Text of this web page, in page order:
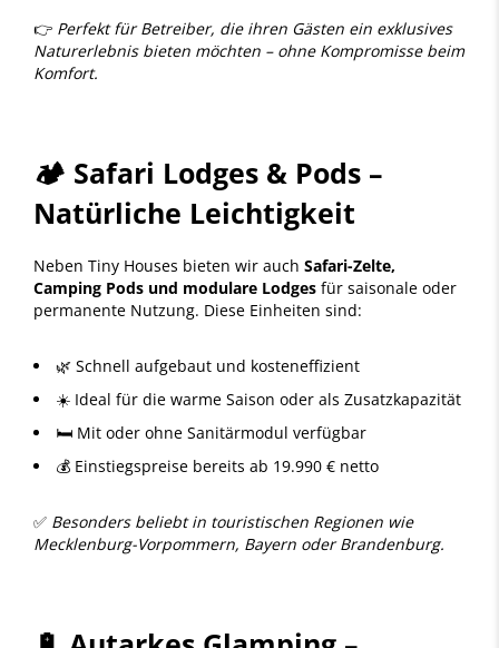
👉 Perfekt für Betreiber, die ihren Gästen ein exklusives
Naturerlebnis bieten möchten – ohne Kompromisse beim
Komfort.
🏕️ Safari Lodges & Pods –
Natürliche Leichtigkeit
Neben Tiny Houses bieten wir auch Safari-Zelte,
Camping Pods und modulare Lodges für saisonale oder
permanente Nutzung. Diese Einheiten sind:
🌿 Schnell aufgebaut und kosteneffizient
☀️ Ideal für die warme Saison oder als Zusatzkapazität
🛏️ Mit oder ohne Sanitärmodul verfügbar
💰 Einstiegspreise bereits ab 19.990 € netto
✅ Besonders beliebt in touristischen Regionen wie
Mecklenburg-Vorpommern, Bayern oder Brandenburg.